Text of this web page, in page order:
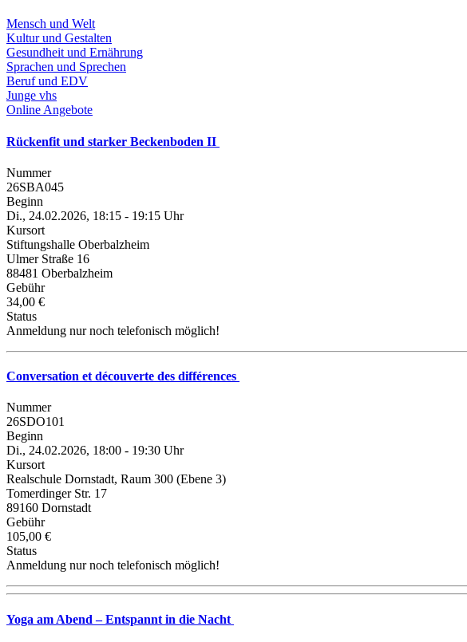
Mensch und Welt
Kultur und Gestalten
Gesundheit und Ernährung
Sprachen und Sprechen
Beruf und EDV
Junge vhs
Online Angebote
Rückenfit und starker Beckenboden II
Nummer
26SBA045
Beginn
Di., 24.02.2026, 18:15 - 19:15 Uhr
Kursort
Stiftungshalle Oberbalzheim
Ulmer Straße 16
88481 Oberbalzheim
Gebühr
34,00 €
Status
Anmeldung nur noch telefonisch möglich!
Conversation et découverte des différences
Nummer
26SDO101
Beginn
Di., 24.02.2026, 18:00 - 19:30 Uhr
Kursort
Realschule Dornstadt, Raum 300 (Ebene 3)
Tomerdinger Str. 17
89160 Dornstadt
Gebühr
105,00 €
Status
Anmeldung nur noch telefonisch möglich!
Yoga am Abend – Entspannt in die Nacht